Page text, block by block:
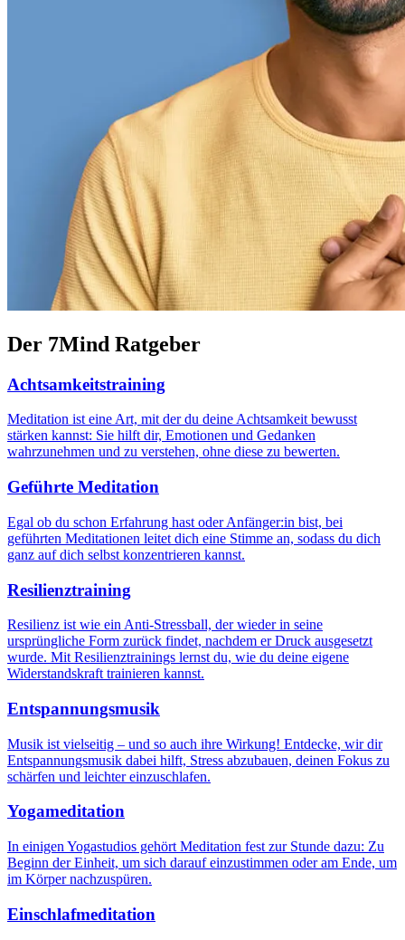
Der 7Mind Ratgeber
Achtsamkeitstraining
Meditation ist eine Art, mit der du deine Achtsamkeit bewusst
stärken kannst: Sie hilft dir, Emotionen und Gedanken
wahrzunehmen und zu verstehen, ohne diese zu bewerten.
Geführte Meditation
Egal ob du schon Erfahrung hast oder Anfänger:in bist, bei
geführten Meditationen leitet dich eine Stimme an, sodass du dich
ganz auf dich selbst konzentrieren kannst.
Resilienztraining
Resilienz ist wie ein Anti-Stressball, der wieder in seine
ursprüngliche Form zurück findet, nachdem er Druck ausgesetzt
wurde. Mit Resilienztrainings lernst du, wie du deine eigene
Widerstandskraft trainieren kannst.
Entspannungsmusik
Musik ist vielseitig – und so auch ihre Wirkung! Entdecke, wir dir
Entspannungsmusik dabei hilft, Stress abzubauen, deinen Fokus zu
schärfen und leichter einzuschlafen.
Yogameditation
In einigen Yogastudios gehört Meditation fest zur Stunde dazu: Zu
Beginn der Einheit, um sich darauf einzustimmen oder am Ende, um
im Körper nachzuspüren.
Einschlafmeditation